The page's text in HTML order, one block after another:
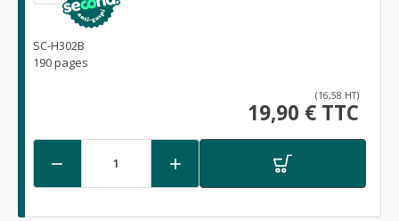
SC-H302B
190 pages
(16,58 HT)
19,90 € TTC
 